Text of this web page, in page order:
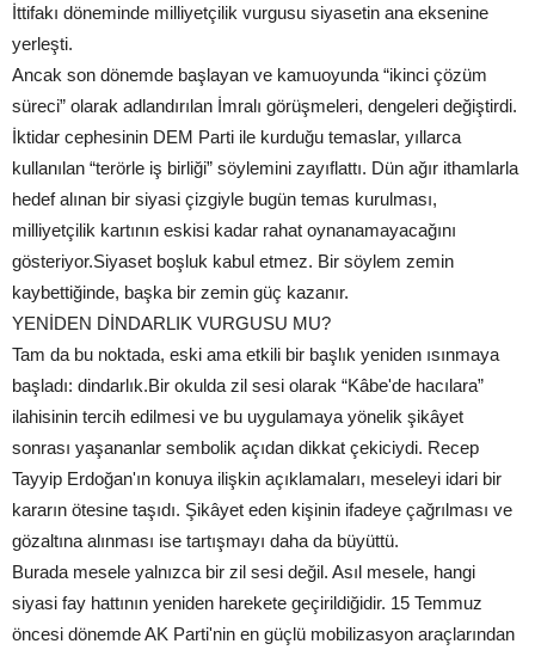
İttifakı döneminde milliyetçilik vurgusu siyasetin ana eksenine
yerleşti.
Ancak son dönemde başlayan ve kamuoyunda “ikinci çözüm
süreci” olarak adlandırılan İmralı görüşmeleri, dengeleri değiştirdi.
İktidar cephesinin DEM Parti ile kurduğu temaslar, yıllarca
kullanılan “terörle iş birliği” söylemini zayıflattı. Dün ağır ithamlarla
hedef alınan bir siyasi çizgiyle bugün temas kurulması,
milliyetçilik kartının eskisi kadar rahat oynanamayacağını
gösteriyor.Siyaset boşluk kabul etmez. Bir söylem zemin
kaybettiğinde, başka bir zemin güç kazanır.
YENİDEN DİNDARLIK VURGUSU MU?
Tam da bu noktada, eski ama etkili bir başlık yeniden ısınmaya
başladı: dindarlık.Bir okulda zil sesi olarak “Kâbe'de hacılara”
ilahisinin tercih edilmesi ve bu uygulamaya yönelik şikâyet
sonrası yaşananlar sembolik açıdan dikkat çekiciydi. Recep
Tayyip Erdoğan'ın konuya ilişkin açıklamaları, meseleyi idari bir
kararın ötesine taşıdı. Şikâyet eden kişinin ifadeye çağrılması ve
gözaltına alınması ise tartışmayı daha da büyüttü.
Burada mesele yalnızca bir zil sesi değil. Asıl mesele, hangi
siyasi fay hattının yeniden harekete geçirildiğidir. 15 Temmuz
öncesi dönemde AK Parti'nin en güçlü mobilizasyon araçlarından